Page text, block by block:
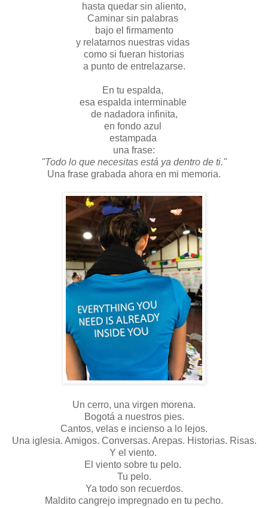
hasta quedar sin aliento,
Caminar sin palabras
bajo el firmamento
y relatarnos nuestras vidas
como si fueran historias
a punto de entrelazarse.
En tu espalda,
esa espalda interminable
de nadadora infinita,
en fondo azul
estampada
una frase:
"Todo lo que necesitas está ya dentro de ti."
Una frase grabada ahora en mi memoria.
Un cerro, una virgen morena.
Bogotá a nuestros pies.
Cantos, velas e incienso a lo lejos.
Una iglesia. Amigos. Conversas. Arepas. Historias. Risas.
Y el viento.
El viento sobre tu pelo.
Tu pelo.
Ya todo son recuerdos.
Maldito cangrejo impregnado en tu pecho.